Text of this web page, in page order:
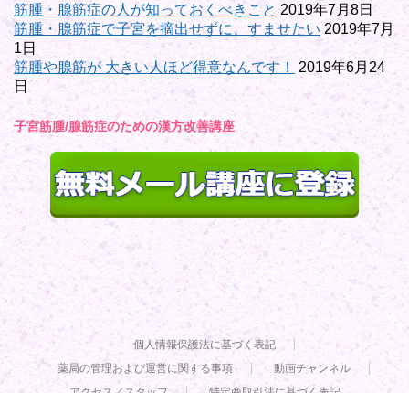
筋腫・腺筋症の人が知っておくべきこと 2019年7月8日
筋腫・腺筋症で子宮を摘出せずに、すませたい 2019年7月
1日
筋腫や腺筋が 大きい人ほど得意なんです！ 2019年6月24
日
子宮筋腫/腺筋症のための漢方改善講座
個人情報保護法に基づく表記
薬局の管理および運営に関する事項
動画チャンネル